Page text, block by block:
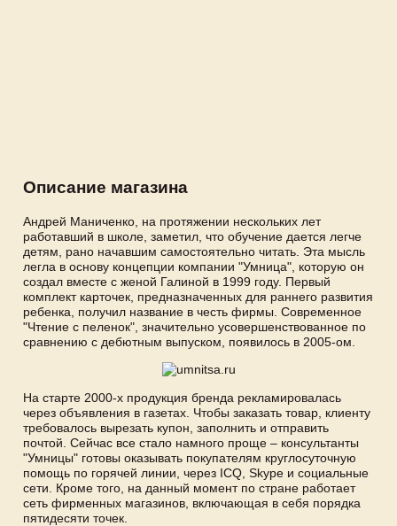
Описание магазина
Андрей Маниченко, на протяжении нескольких лет
работавший в школе, заметил, что обучение дается легче
детям, рано начавшим самостоятельно читать. Эта мысль
легла в основу концепции компании "Умница", которую он
создал вместе с женой Галиной в 1999 году. Первый
комплект карточек, предназначенных для раннего развития
ребенка, получил название в честь фирмы. Современное
"Чтение с пеленок", значительно усовершенствованное по
сравнению с дебютным выпуском, появилось в 2005-ом.
На старте 2000-х продукция бренда рекламировалась
через объявления в газетах. Чтобы заказать товар, клиенту
требовалось вырезать купон, заполнить и отправить
почтой. Сейчас все стало намного проще – консультанты
"Умницы" готовы оказывать покупателям круглосуточную
помощь по горячей линии, через ICQ, Skype и социальные
сети. Кроме того, на данный момент по стране работает
сеть фирменных магазинов, включающая в себя порядка
пятидесяти точек.